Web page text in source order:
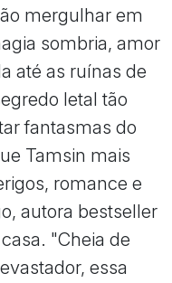
mergulhar em
sombria, amor
até as ruínas de
letal tão
fantasmas do
Tamsin mais
romance e
autora bestseller
"Cheia de
essa